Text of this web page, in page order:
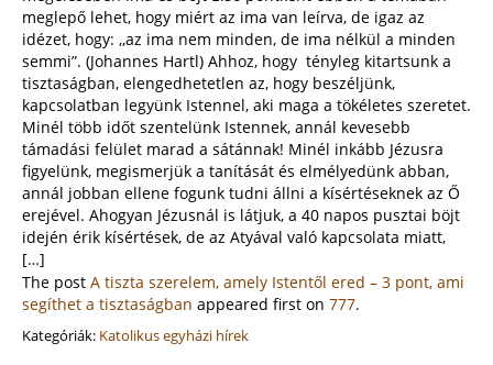
meglepő lehet, hogy miért az ima van leírva, de igaz az
idézet, hogy: ,,az ima nem minden, de ima nélkül a minden
semmi”. (Johannes Hartl) Ahhoz, hogy tényleg kitartsunk a
tisztaságban, elengedhetetlen az, hogy beszéljünk,
kapcsolatban legyünk Istennel, aki maga a tökéletes szeretet.
Minél több időt szentelünk Istennek, annál kevesebb
támadási felület marad a sátánnak! Minél inkább Jézusra
figyelünk, megismerjük a tanítását és elmélyedünk abban,
annál jobban ellene fogunk tudni állni a kísértéseknek az Ő
erejével. Ahogyan Jézusnál is látjuk, a 40 napos pusztai böjt
idején érik kísértések, de az Atyával való kapcsolata miatt,
[…]
The post A tiszta szerelem, amely Istentől ered – 3 pont, ami
segíthet a tisztaságban appeared first on 777.
Kategóriák: Katolikus egyházi hírek